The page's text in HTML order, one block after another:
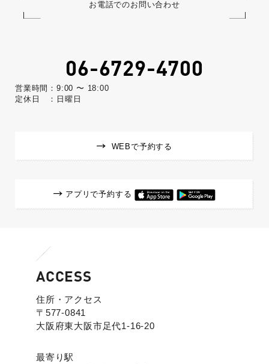
お電話でのお問い合わせ
06-6729-4700
営業時間：9:00 〜 18:00
定休日 ：日曜日
WEBで予約する
アプリで予約する
ACCESS
住所・アクセス
〒577-0841
大阪府東大阪市足代1-16-20
最寄り駅